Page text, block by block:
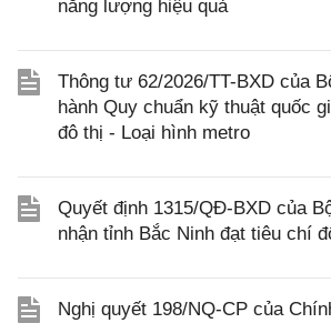
năng lượng hiệu quả
Thông tư 62/2026/TT-BXD của
hành Quy chuẩn kỹ thuật quốc
đô thị - Loại hình metro
Quyết định 1315/QĐ-BXD của
nhận tỉnh Bắc Ninh đạt tiêu chí
Nghị quyết 198/NQ-CP của